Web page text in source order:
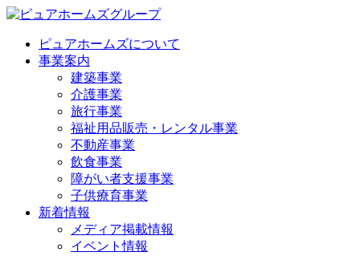
ピュアホームズについて
事業案内
建築事業
介護事業
旅行事業
福祉用品販売・レンタル事業
不動産事業
飲食事業
障がい者支援事業
子供療育事業
新着情報
メディア掲載情報
イベント情報